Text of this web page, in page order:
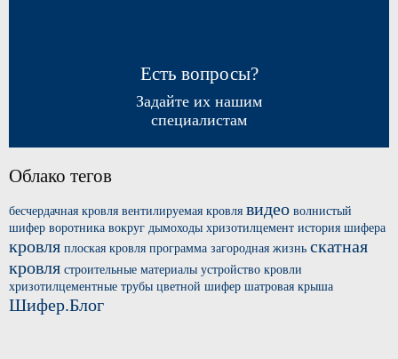
Есть вопросы?
Задайте их нашим
специалистам
Облако тегов
бесчердачная кровля вентилируемая кровля видео волнистый
шифер воротника вокруг дымоходы хризотилцемент история шифера
кровля плоская кровля программа загородная жизнь скатная
кровля строительные материалы устройство кровли
хризотилцементные трубы цветной шифер шатровая крыша
Шифер.Блог